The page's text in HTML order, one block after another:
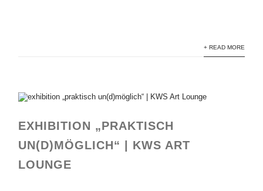
+ READ MORE
EXHIBITION „PRAKTISCH
UN(D)MÖGLICH“ | KWS ART
LOUNGE